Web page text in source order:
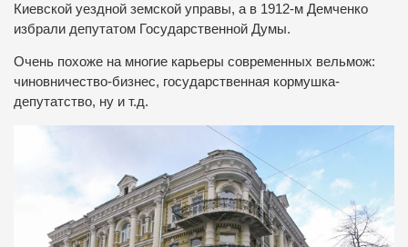
Киевской уездной земской управы, а в 1912-м Демченко
избрали депутатом Государственной Думы.
Очень похоже на многие карьеры современных вельмож:
чиновничество-бизнес, государственная кормушка-
депутатство, ну и т.д.